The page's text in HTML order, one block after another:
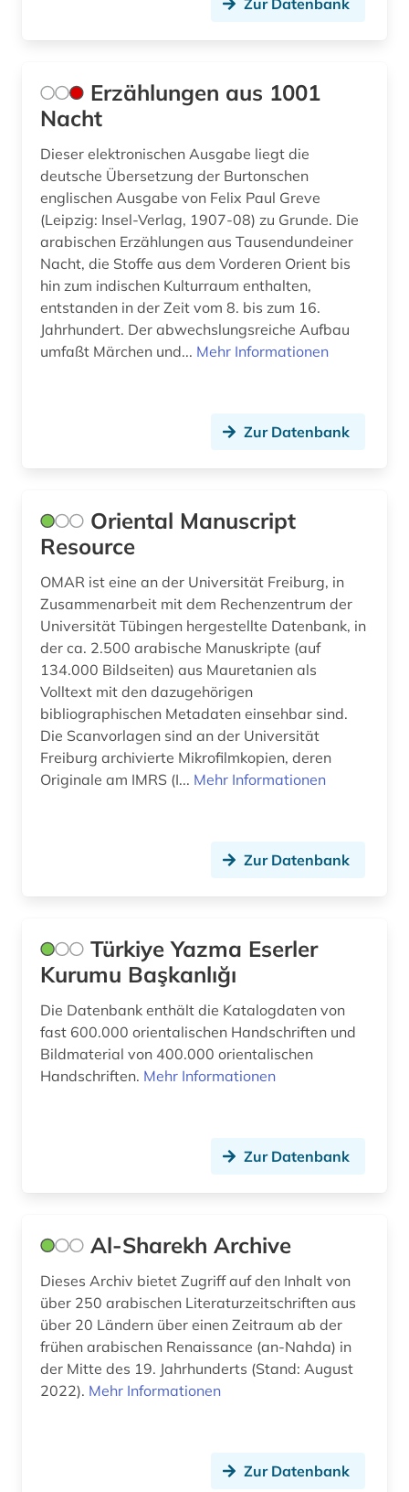
Erzählungen aus 1001
Nacht
Dieser elektronischen Ausgabe liegt die
deutsche Übersetzung der Burtonschen
englischen Ausgabe von Felix Paul Greve
(Leipzig: Insel-Verlag, 1907-08) zu Grunde. Die
arabischen Erzählungen aus Tausendundeiner
Nacht, die Stoffe aus dem Vorderen Orient bis
hin zum indischen Kulturraum enthalten,
entstanden in der Zeit vom 8. bis zum 16.
Jahrhundert. Der abwechslungsreiche Aufbau
umfaßt Märchen und... Mehr Informationen
Zur Datenbank
Oriental Manuscript
Resource
OMAR ist eine an der Universität Freiburg, in
Zusammenarbeit mit dem Rechenzentrum der
Universität Tübingen hergestellte Datenbank, in
der ca. 2.500 arabische Manuskripte (auf
134.000 Bildseiten) aus Mauretanien als
Volltext mit den dazugehörigen
bibliographischen Metadaten einsehbar sind.
Die Scanvorlagen sind an der Universität
Freiburg archivierte Mikrofilmkopien, deren
Originale am IMRS (I... Mehr Informationen
Zur Datenbank
Türkiye Yazma Eserler
Kurumu Başkanlığı
Die Datenbank enthält die Katalogdaten von
fast 600.000 orientalischen Handschriften und
Bildmaterial von 400.000 orientalischen
Handschriften. Mehr Informationen
Zur Datenbank
Al-Sharekh Archive
Dieses Archiv bietet Zugriff auf den Inhalt von
über 250 arabischen Literaturzeitschriften aus
über 20 Ländern über einen Zeitraum ab der
frühen arabischen Renaissance (an-Nahda) in
der Mitte des 19. Jahrhunderts (Stand: August
2022). Mehr Informationen
Zur Datenbank